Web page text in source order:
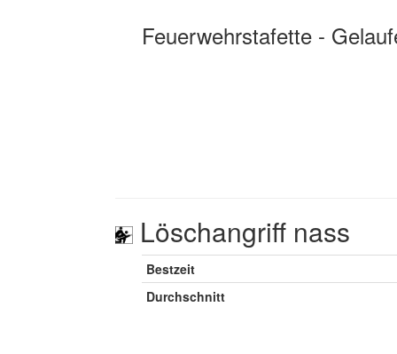
Feuerwehrstafette -
Löschangriff nass
Bestzeit
Durchschnitt